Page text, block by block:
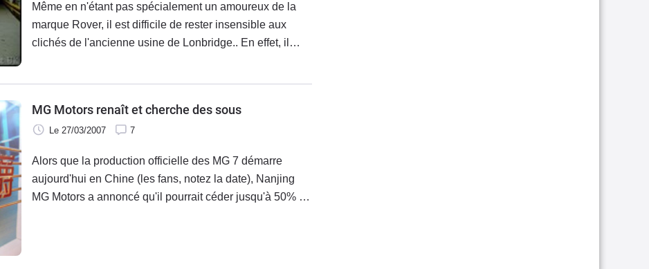
Même en n'étant pas spécialement un amoureux de la
marque Rover, il est difficile de rester insensible aux
clichés de l'ancienne usine de Lonbridge.. En effet, il
MG Motors renaît et cherche des sous
Le 27/03/2007 7
Alors que la production officielle des MG 7 démarre
aujourd'hui en Chine (les fans, notez la date), Nanjing
MG Motors a annoncé qu'il pourrait céder jusqu'à 50% de